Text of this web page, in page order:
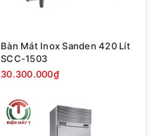
Bàn Mát Inox Sanden 420 Lít
SCC-1503
30.300.000₫